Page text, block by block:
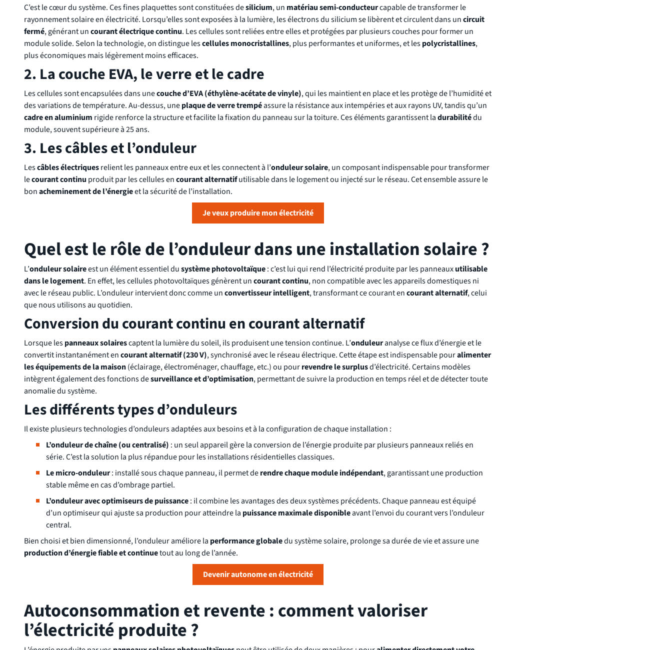
C’est le cœur du système. Ces fines plaquettes sont constituées desilicium, un matériau semi-conducteurcapable de transformer le
rayonnement solaire en électricité. Lorsqu’elles sont exposées à la lumière, les électrons du silicium se libèrent et circulent dans uncircuit
fermé, générant uncourant électrique continu. Les cellules sont reliées entre elles et protégées par plusieurs couches pour former un
module solide. Selon la technologie, on distingue lescellules monocristallines, plus performantes et uniformes, et lespolycristallines,
plus économiques mais légèrement moins efficaces.
2. La couche EVA, le verre et le cadre
Les cellules sont encapsulées dans unecouche d’EVA (éthylène-acétate de vinyle), qui les maintient en place et les protège de l’humidité et
des variations de température. Au-dessus, uneplaque de verre trempéassure la résistance aux intempéries et aux rayons UV, tandis qu’un
cadre en aluminium rigide renforce la structure et facilite la fixation du panneau sur la toiture. Ces éléments garantissent ladurabilitédu
module, souvent supérieure à 25 ans.
3. Les câbles et l’onduleur
Lescâbles électriquesrelient les panneaux entre eux et les connectent à l’onduleur solaire, un composant indispensable pour transformer
lecourant continu produit par les cellules encourant alternatifutilisable dans le logement ou injecté sur le réseau. Cet ensemble assure le
bonacheminement de l’énergieet la sécurité de l’installation.
Je veux produire mon électricité
Quel est le rôle de l’onduleur dans une installation solaire ?
L’onduleur solaireest un élément essentiel dusystème photovoltaïque: c’est lui qui rend l’électricité produite par les panneauxutilisable
dans le logement. En effet, les cellules photovoltaïques génèrent uncourant continu, non compatible avec les appareils domestiques ni
avec le réseau public. L’onduleur intervient donc comme unconvertisseur intelligent, transformant ce courant encourant alternatif, celui
que nous utilisons au quotidien.
Conversion du courant continu en courant alternatif
Lorsque lespanneaux solairescaptent la lumière du soleil, ils produisent une tension continue. L’onduleuranalyse ce flux d’énergie et le
convertit instantanément encourant alternatif (230 V), synchronisé avec le réseau électrique. Cette étape est indispensable pouralimenter
les équipements de la maison(éclairage, électroménager, chauffage, etc.) ou pourrevendre le surplusd’électricité. Certains modèles
intègrent également des fonctions desurveillance et d’optimisation, permettant de suivre la production en temps réel et de détecter toute
anomalie du système.
Les différents types d’onduleurs
Il existe plusieurs technologies d’onduleurs adaptées aux besoins et à la configuration de chaque installation :
L’onduleur de chaîne (ou centralisé) : un seul appareil gère la conversion de l’énergie produite par plusieurs panneaux reliés en
série. C’est la solution la plus répandue pour les installations résidentielles classiques.
Le micro-onduleur: installé sous chaque panneau, il permet derendre chaque module indépendant, garantissant une production
stable même en cas d’ombrage partiel.
L’onduleur avec optimiseurs de puissance: il combine les avantages des deux systèmes précédents. Chaque panneau est équipé
d’un optimiseur qui ajuste sa production pour atteindre la puissance maximale disponibleavant l’envoi du courant vers l’onduleur
central.
Bien choisi et bien dimensionné, l’onduleur améliore la performance globaledu système solaire, prolonge sa durée de vie et assure une
production d’énergie fiable et continuetout au long de l’année.
Devenir autonome en électricité
Autoconsommation et revente : comment valoriser
l’électricité produite ?